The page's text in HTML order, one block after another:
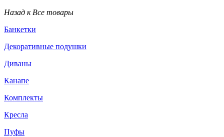
Назад к Все товары
Банкетки
Декоративные подушки
Диваны
Канапе
Комплекты
Кресла
Пуфы